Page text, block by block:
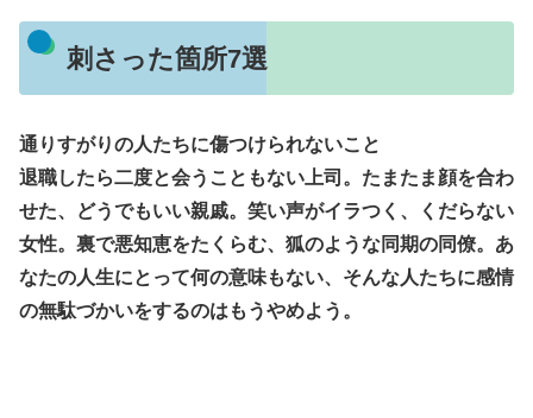
刺さった箇所7選
通りすがりの人たちに傷つけられないこと
退職したら二度と会うこともない上司。たまたま顔を合わ
せた、どうでもいい親戚。笑い声がイラつく、くだらない
女性。裏で悪知恵をたくらむ、狐のような同期の同僚。あ
なたの人生にとって何の意味もない、そんな人たちに感情
の無駄づかいをするのはもうやめよう。